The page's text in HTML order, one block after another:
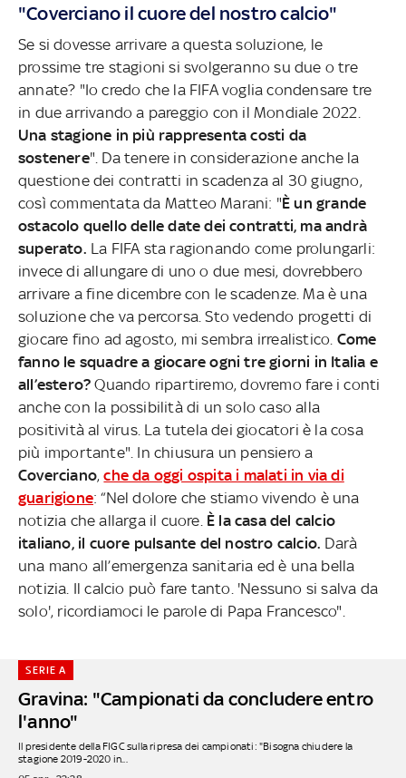
"Coverciano il cuore del nostro calcio"
Se si dovesse arrivare a questa soluzione, le
prossime tre stagioni si svolgeranno su due o tre
annate? "Io credo che la FIFA voglia condensare tre
in due arrivando a pareggio con il Mondiale 2022.
Una stagione in più rappresenta costi da
sostenere". Da tenere in considerazione anche la
questione dei contratti in scadenza al 30 giugno,
così commentata da Matteo Marani: "È un grande
ostacolo quello delle date dei contratti, ma andrà
superato. La FIFA sta ragionando come prolungarli:
invece di allungare di uno o due mesi, dovrebbero
arrivare a fine dicembre con le scadenze. Ma è una
soluzione che va percorsa. Sto vedendo progetti di
giocare fino ad agosto, mi sembra irrealistico. Come
fanno le squadre a giocare ogni tre giorni in Italia e
all’estero?Quando ripartiremo, dovremo fare i conti
anche con la possibilità di un solo caso alla
positività al virus. La tutela dei giocatori è la cosa
più importante". In chiusura un pensiero a
Coverciano,che da oggi ospita i malati in via di
guarigione: “Nel dolore che stiamo vivendo è una
notizia che allarga il cuore. È la casa del calcio
italiano, il cuore pulsante del nostro calcio. Darà
una mano all’emergenza sanitaria ed è una bella
notizia. Il calcio può fare tanto. 'Nessuno si salva da
solo', ricordiamoci le parole di Papa Francesco".
Gravina: "Campionati da concludere entro
l'anno"
SERIE A
Il presidente della FIGC sulla ripresa dei campionati: "Bisogna chiudere la
stagione 2019-2020 in...